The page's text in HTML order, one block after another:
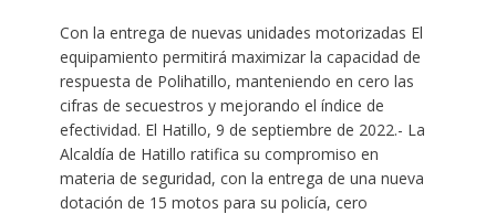
Con la entrega de nuevas unidades motorizadas El
equipamiento permitirá maximizar la capacidad de
respuesta de Polihatillo, manteniendo en cero las
cifras de secuestros y mejorando el índice de
efectividad. El Hatillo, 9 de septiembre de 2022.- La
Alcaldía de Hatillo ratifica su compromiso en
materia de seguridad, con la entrega de una nueva
dotación de 15 motos para su policía, cero